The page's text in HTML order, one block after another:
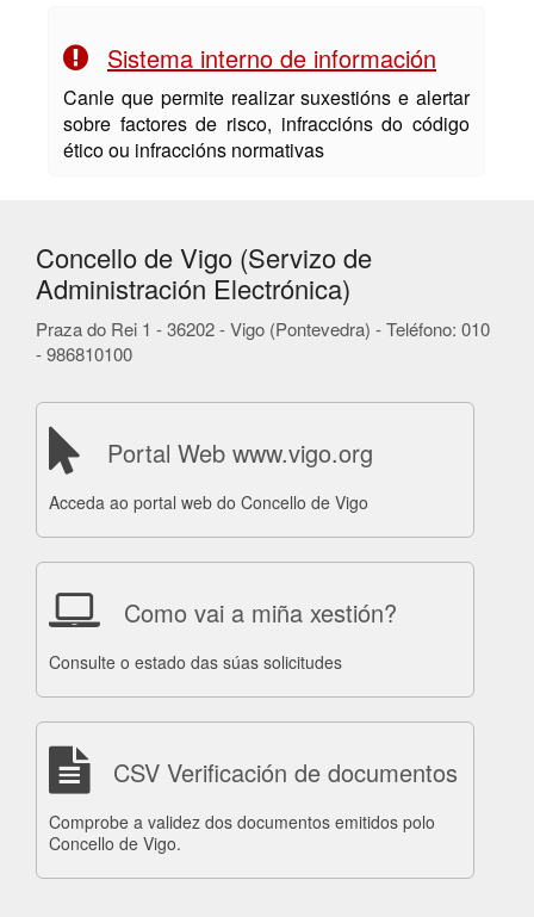
Sistema interno de información
Canle que permite realizar suxestións e alertar
sobre factores de risco, infraccións do código
ético ou infraccións normativas
Concello de Vigo (Servizo de
Administración Electrónica)
Praza do Rei 1 - 36202 - Vigo (Pontevedra) - Teléfono: 010
- 986810100
Portal Web www.vigo.org
Acceda ao portal web do Concello de Vigo
Como vai a miña xestión?
Consulte o estado das súas solicitudes
CSV Verificación de documentos
Comprobe a validez dos documentos emitidos polo
Concello de Vigo.